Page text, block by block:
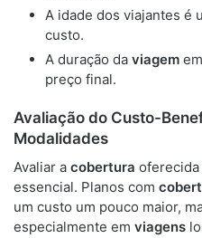
A idade dos viajantes é
custo.
A duração da viagem em
preço final.
Avaliação do Custo-
Modalidades
Avaliar a cobertura oferecida
essencial. Planos com
um custo um pouco maior,
especialmente em viagens